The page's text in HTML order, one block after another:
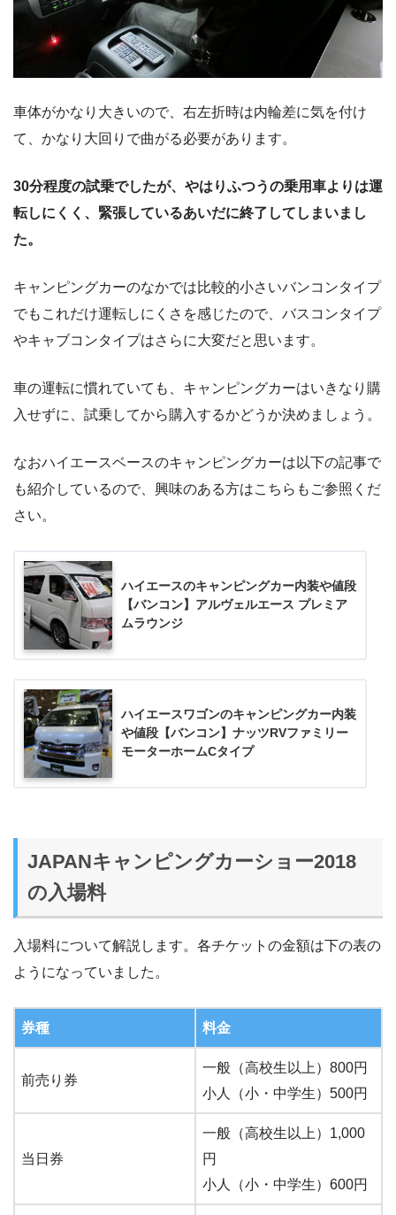
車体がかなり大きいので、右左折時は内輪差に気を付け
て、かなり大回りで曲がる必要があります。
30分程度の試乗でしたが、やはりふつうの乗用車よりは運
転しにくく、緊張しているあいだに終了してしまいまし
た。
キャンピングカーのなかでは比較的小さいバンコンタイプ
でもこれだけ運転しにくさを感じたので、バスコンタイプ
やキャブコンタイプはさらに大変だと思います。
車の運転に慣れていても、キャンピングカーはいきなり購
入せずに、試乗してから購入するかどうか決めましょう。
なおハイエースベースのキャンピングカーは以下の記事で
も紹介しているので、興味のある方はこちらもご参照くだ
さい。
ハイエースのキャンピングカー内装や値段
【バンコン】アルヴェルエース プレミア
ムラウンジ
ハイエースワゴンのキャンピングカー内装
や値段【バンコン】ナッツRVファミリー
モーターホームCタイプ
JAPANキャンピングカーショー2018
の入場料
入場料について解説します。各チケットの金額は下の表の
ようになっていました。
券種 料金
前売り券
一般（高校生以上）800円
小人（小・中学生）500円
当日券
一般（高校生以上）1,000
円
小人（小・中学生）600円